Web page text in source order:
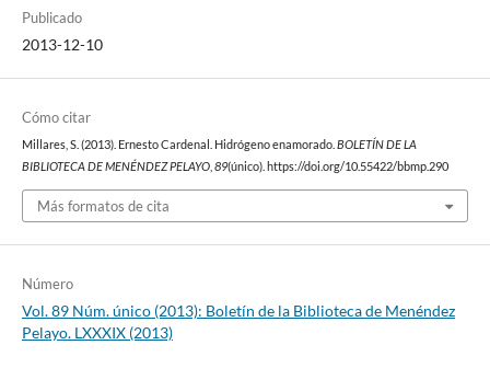
Publicado
2013-12-10
Cómo citar
Millares, S. (2013). Ernesto Cardenal. Hidrógeno enamorado. BOLETÍN DE LA
BIBLIOTECA DE MENÉNDEZ PELAYO, 89(único). https://doi.org/10.55422/bbmp.290
Más formatos de cita
Número
Vol. 89 Núm. único (2013): Boletín de la Biblioteca de Menéndez
Pelayo. LXXXIX (2013)